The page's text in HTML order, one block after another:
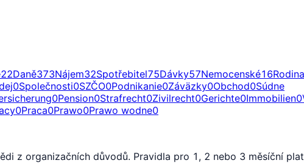
22Daně373Nájem32Spotřebitel75Dávky57Nemocenské16Rodina
0Společnosti0SZČO0Podnikanie0Záväzky0Obchod0Súdne
0Pension0Strafrecht0Zivilrecht0Gerichte0Immobilien0
0Praca0Prawo0Prawo wodne0
z organizačních důvodů. Pravidla pro 1, 2 nebo 3 měsíční